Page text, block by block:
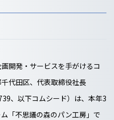
開発・サービスを手がけるコ
代田区、代表取締役社長
、以下コムシード）は、本年3
「不思議の森のパン工房」で